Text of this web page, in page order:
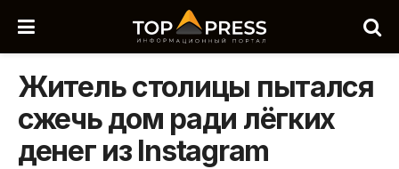
Житель столицы пытался
сжечь дом ради лёгких
денег из Instagram